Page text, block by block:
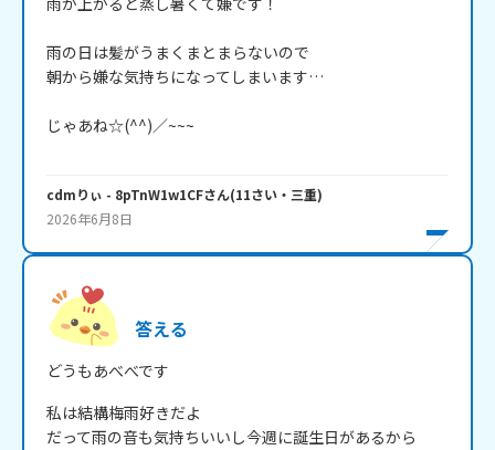
雨の日は髪がうまくまとまらないので
朝から嫌な気持ちになってしまいます…
じゃあね☆(^^)／~~~
cdmりぃ - 8pTnW1w1CFさん(11さい・ 三重)
2026年6月8日
答える
どうもあべべです
私は結構梅雨好きだよ
だって雨の音も気持ちいいし今週に誕生日があるから